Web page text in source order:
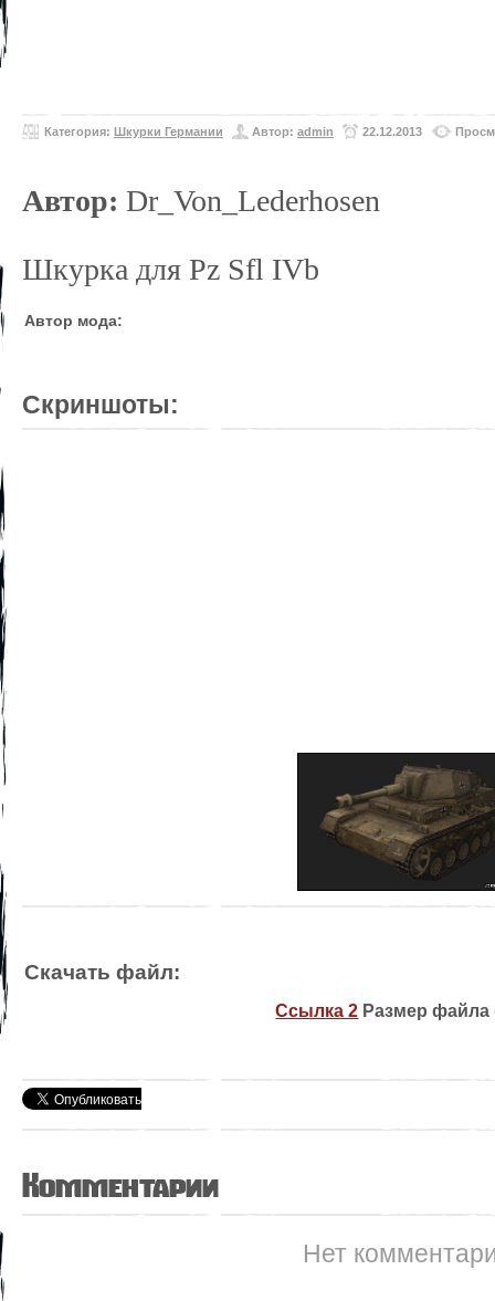
Категория: Шкурки Германии Автор: admin 22.12.2013
Автор: Dr_Von_Lederhosen
Шкурка для Pz Sfl IVb
Автор мода:
Скриншоты:
Скачать файл:
Ссылка 2 Размер файла
Комментарии
Нет